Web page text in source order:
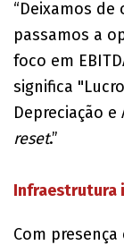
“Deixamos
passamos a
foco em
significa
Depreciação
reset.”
​Infraestrutura
Com